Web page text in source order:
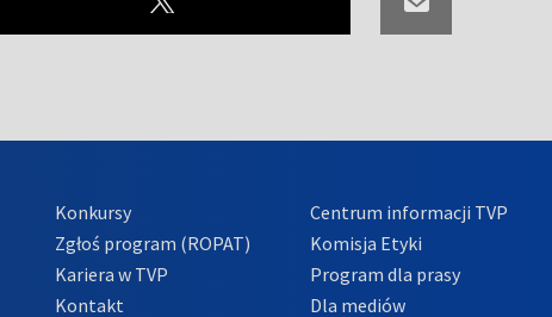
Konkursy
Zgłoś program (ROPAT)
Kariera w TVP
Kontakt
Centrum informacji TVP
Komisja Etyki
Program dla prasy
Dla mediów